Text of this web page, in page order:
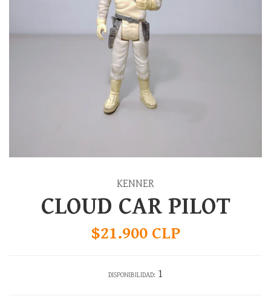
KENNER
CLOUD CAR PILOT
$21.900 CLP
DISPONIBILIDAD: 1